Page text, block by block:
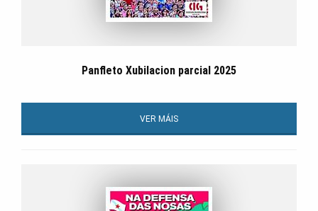
Panfleto Xubilacion parcial 2025
VER MÁIS